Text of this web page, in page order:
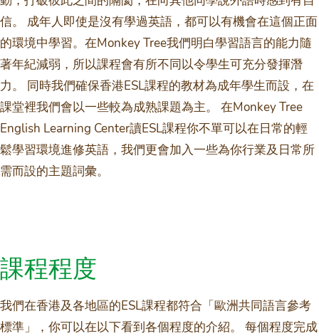
信。 成年人即使是沒有學過英語，都可以有機會在這個正面
的環境中學習。在Monkey Tree我們明白學習語言的能力隨
著年紀減弱，所以課程會有所不同以令學生可充分發揮潛
力。 同時我們確保香港ESL課程的教材為成年學生而設，在
課堂裡我們會以一些較為成熟課題為主。 在Monkey Tree
English Learning Center讀ESL課程你不單可以在日常的輕
鬆學習環境進修英語，我們更會加入一些為你行業及日常所
需而設的主題詞彙。
課程程度
我們在香港及各地區的ESL課程都符合「歐洲共同語言參考
標準」，你可以在以下看到各個程度的介紹。 每個程度完成